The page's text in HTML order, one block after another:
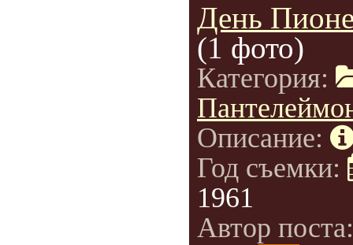
День
(1 фото)
Категория:
Описание:
Год съемки:
1961
Автор